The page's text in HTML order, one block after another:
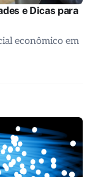
e Dicas para
econômico em